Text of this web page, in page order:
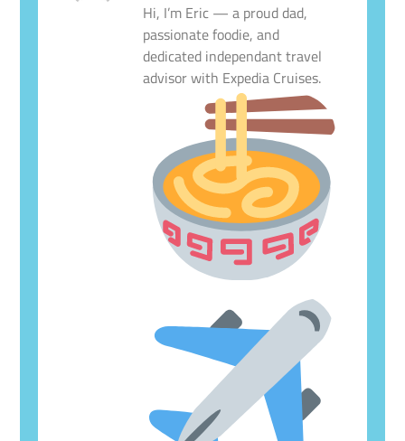
Hi, I’m Eric — a proud dad,
passionate foodie, and
dedicated independant travel
advisor with Expedia Cruises.